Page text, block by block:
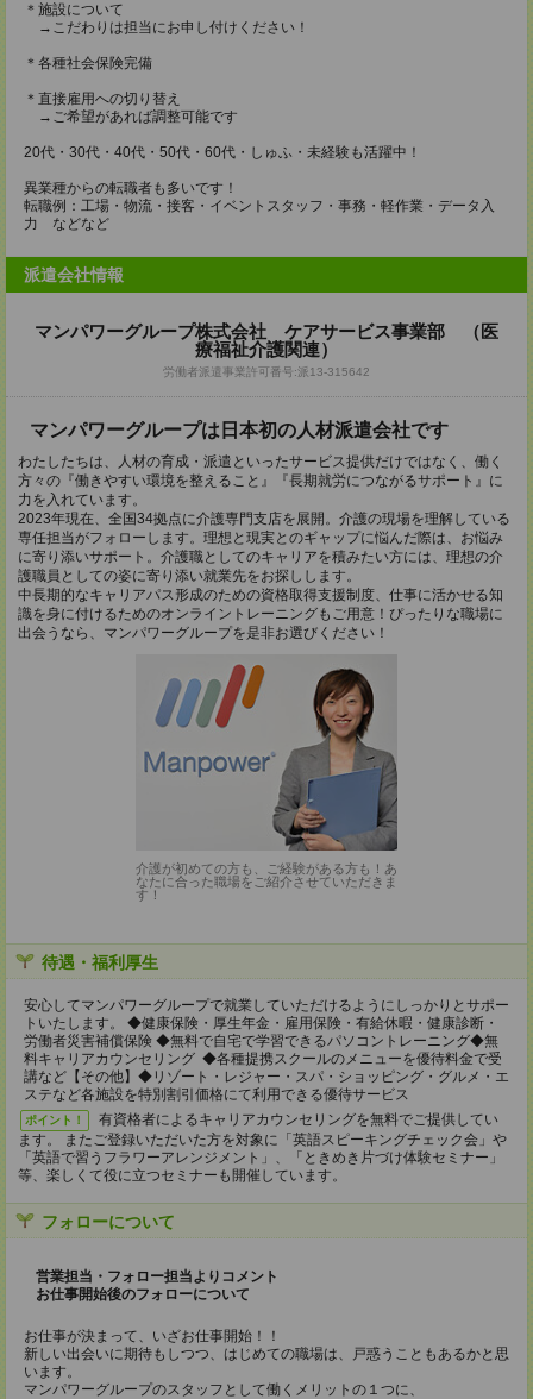
＊施設について
→こだわりは担当にお申し付けください！
＊各種社会保険完備
＊直接雇用への切り替え
→ご希望があれば調整可能です
20代・30代・40代・50代・60代・しゅふ・未経験も活躍中！
異業種からの転職者も多いです！
転職例：工場・物流・接客・イベントスタッフ・事務・軽作業・データ入
力 などなど
派遣会社情報
マンパワーグループ株式会社 ケアサービス事業部 （医
療福祉介護関連）
労働者派遣事業許可番号:派13-315642
マンパワーグループは日本初の人材派遣会社です
わたしたちは、人材の育成・派遣といったサービス提供だけではなく、働く
方々の『働きやすい環境を整えること』『長期就労につながるサポート』に
力を入れています。
2023年現在、全国34拠点に介護専門支店を展開。介護の現場を理解している
専任担当がフォローします。理想と現実とのギャップに悩んだ際は、お悩み
に寄り添いサポート。介護職としてのキャリアを積みたい方には、理想の介
護職員としての姿に寄り添い就業先をお探しします。
中長期的なキャリアパス形成のための資格取得支援制度、仕事に活かせる知
識を身に付けるためのオンライントレーニングもご用意！ぴったりな職場に
出会うなら、マンパワーグループを是非お選びください！
介護が初めての方も、ご経験がある方も！あ
なたに合った職場をご紹介させていただきま
す！
待遇・福利厚生
安心してマンパワーグループで就業していただけるようにしっかりとサポー
トいたします。 ◆健康保険・厚生年金・雇用保険・有給休暇・健康診断・
労働者災害補償保険 ◆無料で自宅で学習できるパソコントレーニング◆無
料キャリアカウンセリング ◆各種提携スクールのメニューを優待料金で受
講など【その他】◆リゾート・レジャー・スパ・ショッピング・グルメ・エ
ステなど各施設を特別割引価格にて利用できる優待サービス
ポイント！
有資格者によるキャリアカウンセリングを無料でご提供してい
ます。 またご登録いただいた方を対象に「英語スピーキングチェック会」や
「英語で習うフラワーアレンジメント」、「ときめき片づけ体験セミナー」
等、楽しくて役に立つセミナーも開催しています。
フォローについて
営業担当・フォロー担当よりコメント
お仕事開始後のフォローについて
お仕事が決まって、いざお仕事開始！！
新しい出会いに期待もしつつ、はじめての職場は、戸惑うこともあるかと思
います。
マンパワーグループのスタッフとして働くメリットの１つに、